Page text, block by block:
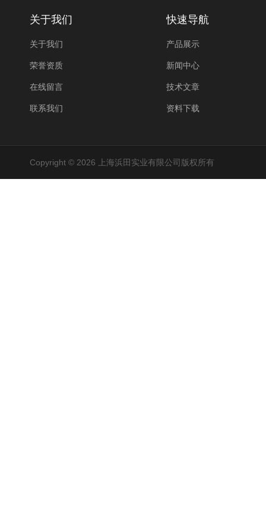
关于我们
关于我们
荣誉资质
在线留言
联系我们
快速导航
产品展示
新闻中心
技术文章
资料下载
Copyright © 2026 上海浜田实业有限公司版权所有